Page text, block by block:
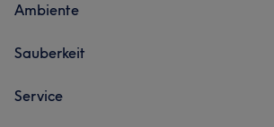
Ambiente
Sauberkeit
Service